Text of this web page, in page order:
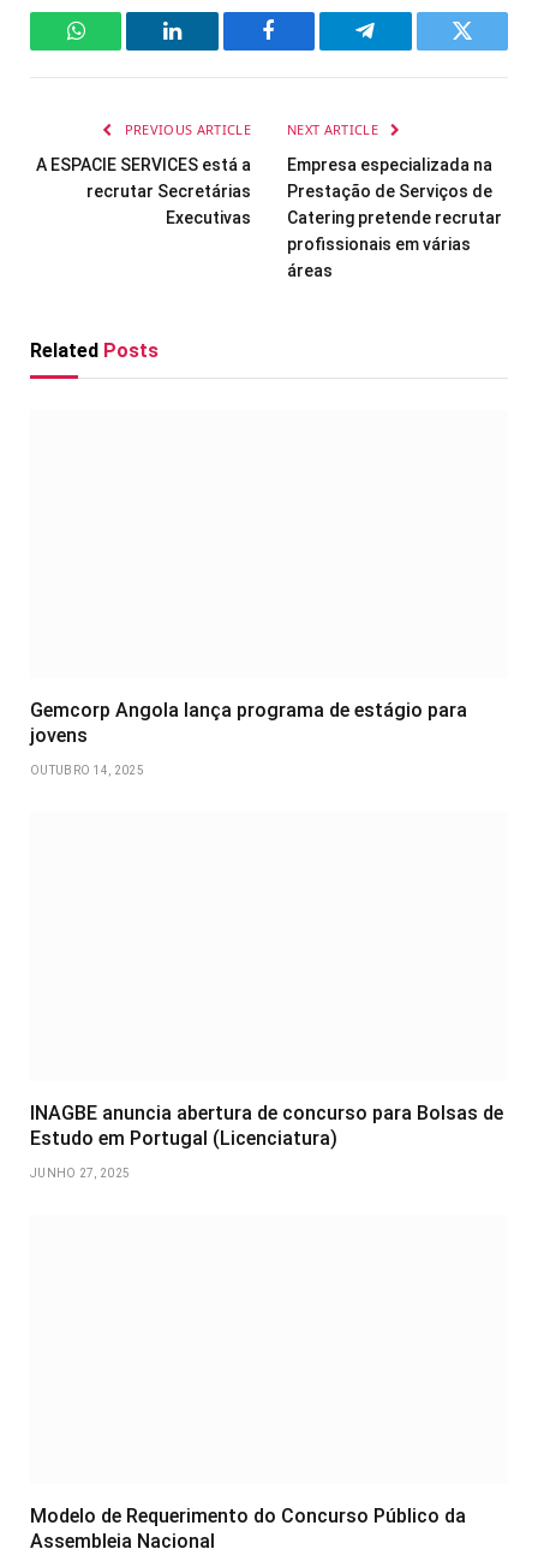
WhatsAppLinkedIn Facebook Telegram Twitter
PREVIOUS ARTICLE
A ESPACIE SERVICES está a
recrutar Secretárias
Executivas
NEXT ARTICLE
Empresa especializada na
Prestação de Serviços de
Catering pretende recrutar
profissionais em várias
áreas
Related Posts
Gemcorp Angola lança programa de estágio para
jovens
OUTUBRO 14, 2025
INAGBE anuncia abertura de concurso para Bolsas de
Estudo em Portugal (Licenciatura)
JUNHO 27, 2025
Modelo de Requerimento do Concurso Público da
Assembleia Nacional